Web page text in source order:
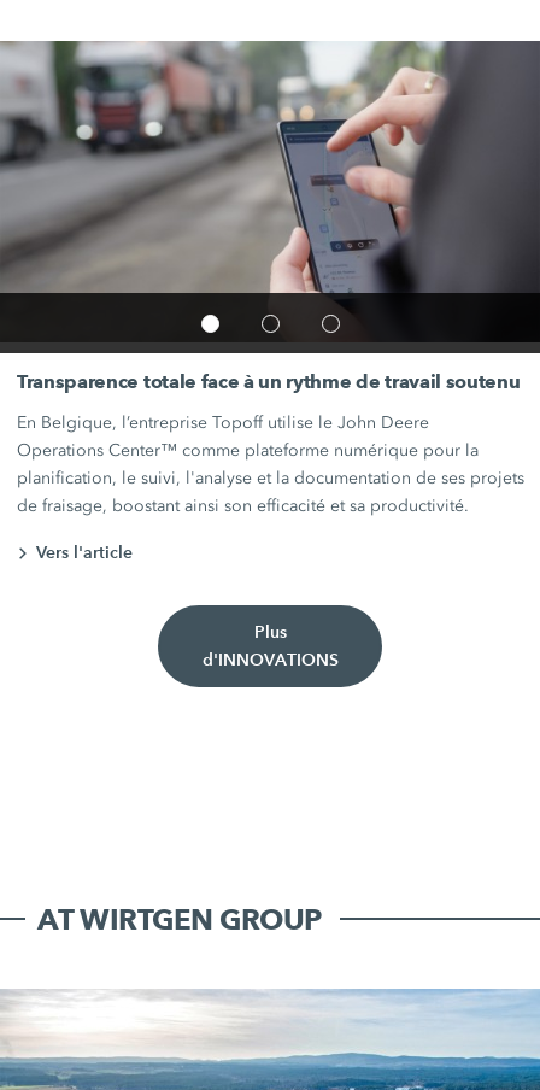
Transparence totale face à un rythme de travail soutenu
En Belgique, l’entreprise Topoff utilise le John Deere
Operations Center™ comme plateforme numérique pour la
planification, le suivi, l'analyse et la documentation de ses projets
de fraisage, boostant ainsi son efficacité et sa productivité.
Vers l'article
Plus
d'INNOVATIONS
AT WIRTGEN GROUP